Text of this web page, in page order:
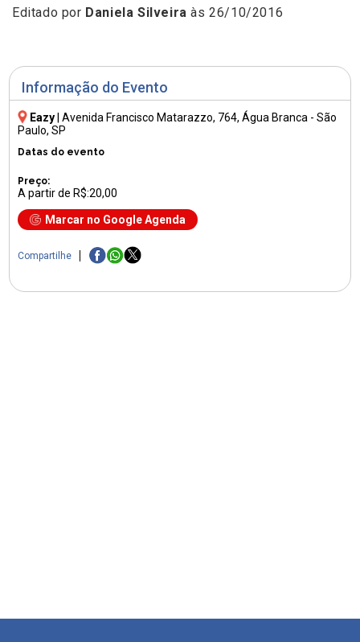
Informação do Evento
Eazy |Avenida Francisco Matarazzo, 764, Água Branca - São
Paulo, SP
Datas do evento
Preço:
A partir de R$:20,00
Marcar no Google Agenda
Compartilhe
Editado por Daniela Silveira às 26/10/2016